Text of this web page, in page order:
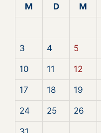
M
D M
3 4 5
10 11 12
17 18 19
24 25 26